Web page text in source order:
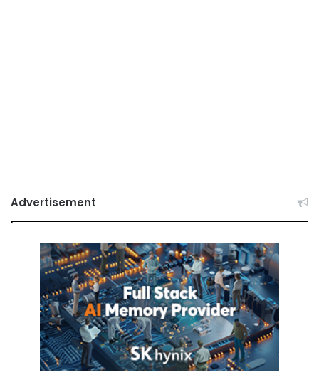
Advertisement